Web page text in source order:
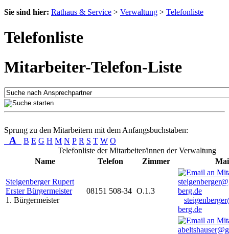
Sie sind hier: Rathaus & Service > Verwaltung > Telefonliste
Telefonliste
Mitarbeiter-Telefon-Liste
Sprung zu den Mitarbeitern mit dem Anfangsbuchstaben:
A B E G H M N P R S T W O
Telefonliste der Mitarbeiter/innen der Verwaltung
Name
Telefon Zimmer
Steigenberger Rupert
Erster Bürgermeister
1. Bürgermeister
08151 508-34 O.1.3
berg.de